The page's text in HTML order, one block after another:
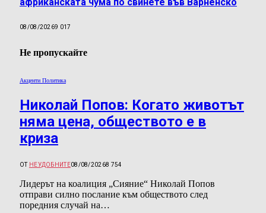
08/08/20269 017
Не пропускайте
Акценти Политика
Николай Попов: Когато животът
няма цена, обществото е в
криза
ОТ НЕУДОБНИТЕ08/08/20268 754
Лидерът на коалиция „Сияние“ Николай Попов
отправи силно послание към обществото след
поредния случай на…